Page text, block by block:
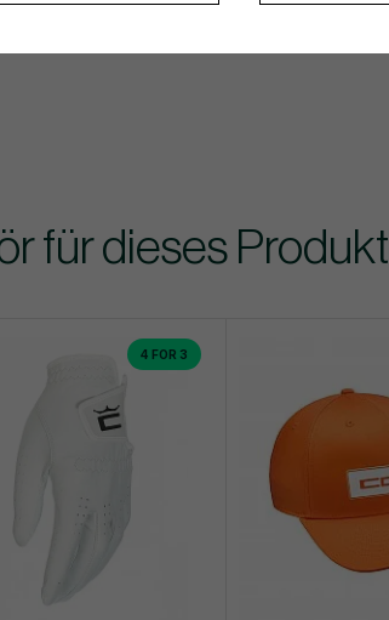
für dieses Produkt
4 FOR 3